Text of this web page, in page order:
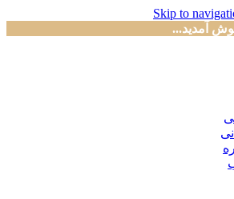
Skip to
آمدید...